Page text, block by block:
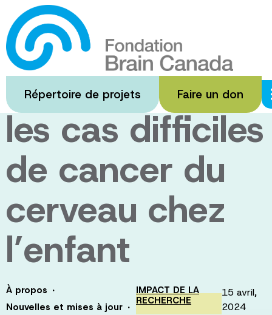
Passer
au
contenu
principal
Répertoire de projets Faire un don
Un traitement
efficace pour
les cas difficiles
de cancer du
cerveau chez
l’enfant
À propos ·
Nouvelles et mises à jour ·
IMPACT DE LA
RECHERCHE
15 avril,
2024